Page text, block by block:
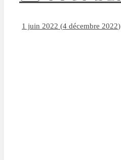
1 juin 2022 (4 décembre 2022)